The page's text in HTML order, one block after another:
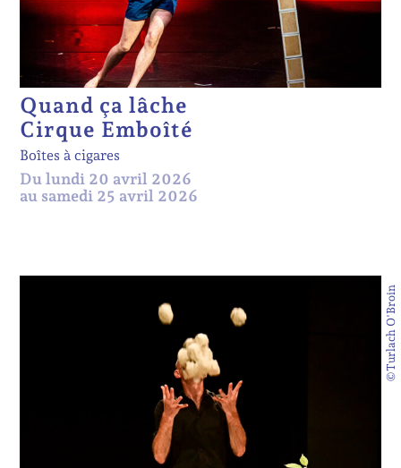
Quand ça lâche
Cirque Emboîté
Boîtes à cigares
Du lundi 20 avril 2026
au samedi 25 avril 2026
©Turlach O'Broin